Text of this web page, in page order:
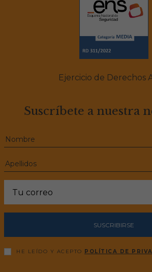
Ejercicio de Derechos
Suscríbete a nuestra
SUSCRIBIRSE
HE LEÍDO Y ACEPTO POLÍTICA DE